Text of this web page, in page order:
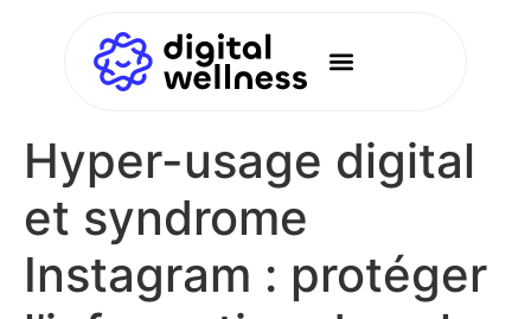
Hyper-usage digital
et syndrome
Instagram : protéger